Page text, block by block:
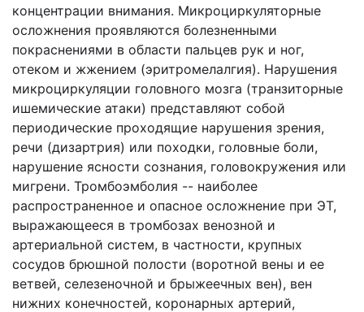
концентрации внимания. Микроциркуляторные
осложнения проявляются болезненными
покраснениями в области пальцев рук и ног,
отеком и жжением (эритромелалгия). Нарушения
микроциркуляции головного мозга (транзиторные
ишемические атаки) представляют собой
периодические проходящие нарушения зрения,
речи (дизартрия) или походки, головные боли,
нарушение ясности сознания, головокружения или
мигрени. Тромбоэмболия -- наиболее
распространенное и опасное осложнение при ЭТ,
выражающееся в тромбозах венозной и
артериальной систем, в частности, крупных
сосудов брюшной полости (воротной вены и ее
ветвей, селезеночной и брыжеечных вен), вен
нижних конечностей, коронарных артерий,